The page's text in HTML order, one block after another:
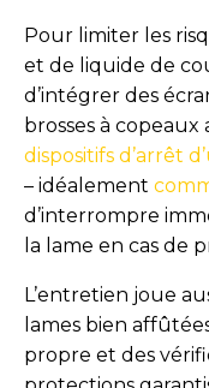
Pour limiter les
et de liquide de
d’intégrer des
brosses à copeaux
dispositifs d’arrêt
– idéalement
d’interrompre
la lame en cas de
L’entretien joue
lames bien
propre et des